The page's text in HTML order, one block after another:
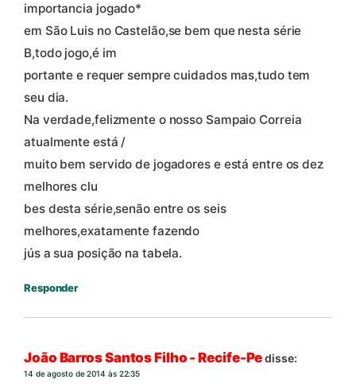
importancia jogado*
em São Luis no Castelão,se bem que nesta série
B,todo jogo,é im
portante e requer sempre cuidados mas,tudo tem
seu dia.
Na verdade,felizmente o nosso Sampaio Correia
atualmente está /
muito bem servido de jogadores e está entre os dez
melhores clu
bes desta série,senão entre os seis
melhores,exatamente fazendo
jús a sua posição na tabela.
Responder
João Barros Santos Filho - Recife-Pedisse:
14 de agosto de 2014 às 22:35